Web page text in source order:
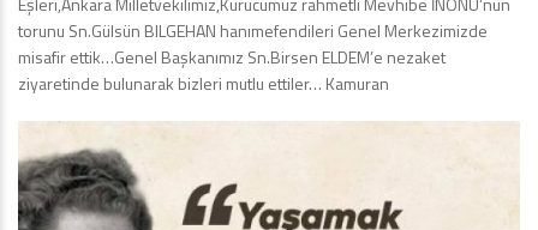
torunu Sn.Gülsün BILGEHAN hanımefendileri Genel Merkezimizde
misafir ettik…Genel Başkanımız Sn.Birsen ELDEM’e nezaket
ziyaretinde bulunarak bizleri mutlu ettiler… Kamuran